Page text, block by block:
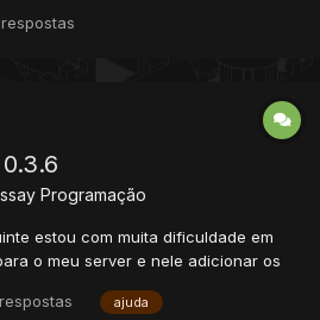
capturar um outro pokémon, o
respostas
Programação
estou com muita dificuldade em
o meu server e nele adicionar os
alguns bugs por favor se alguem
ajuda